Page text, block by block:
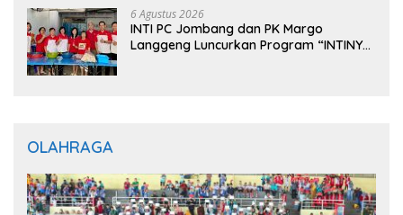
6 Agustus 2026
INTI PC Jombang dan PK Margo
Langgeng Luncurkan Program “INTINYA
OLAHRAGA